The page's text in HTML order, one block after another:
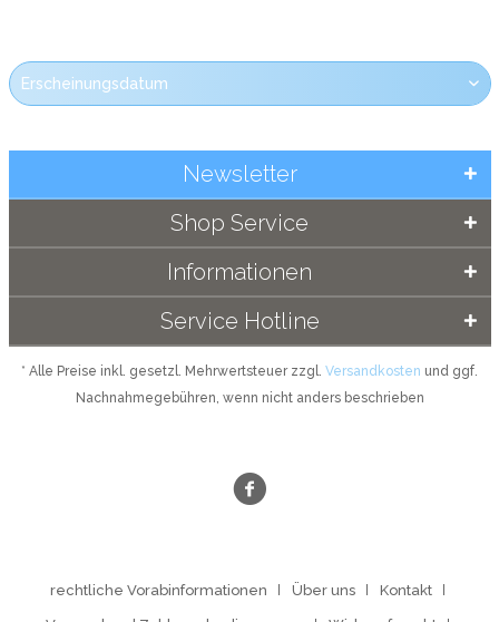
Service Hotline
Shop Service
Informationen
Newsletter
* Alle Preise inkl. gesetzl. Mehrwertsteuer zzgl. Versandkosten und ggf.
Nachnahmegebühren, wenn nicht anders beschrieben
rechtliche Vorabinformationen Über uns Kontakt